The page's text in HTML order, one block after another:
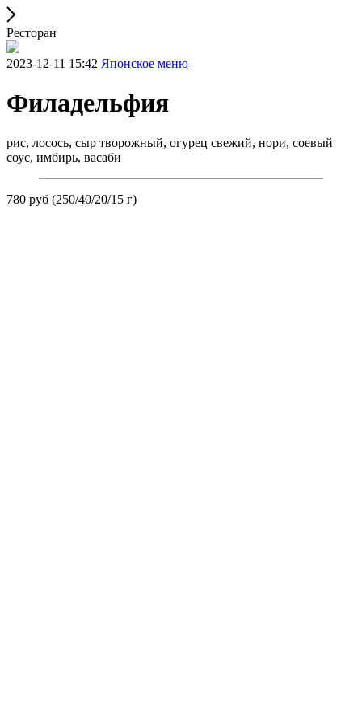
Ресторан
2023-12-11 15:42 Японское меню
Филадельфия
рис, лосось, сыр творожный, огурец свежий, нори, соевый
соус, имбирь, васаби
780 руб (250/40/20/15 г)